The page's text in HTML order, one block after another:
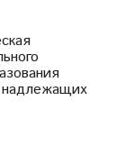
надлежащих